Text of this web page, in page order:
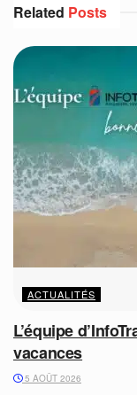
Related Posts
ACTUALITÉS
L’équipe
vacances
5 AOÛT 2026